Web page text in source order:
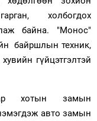
холбогдох
байна. "Монос"
байршлын техник,
гүйцэтгэлтэй
хотын замын
авто замын